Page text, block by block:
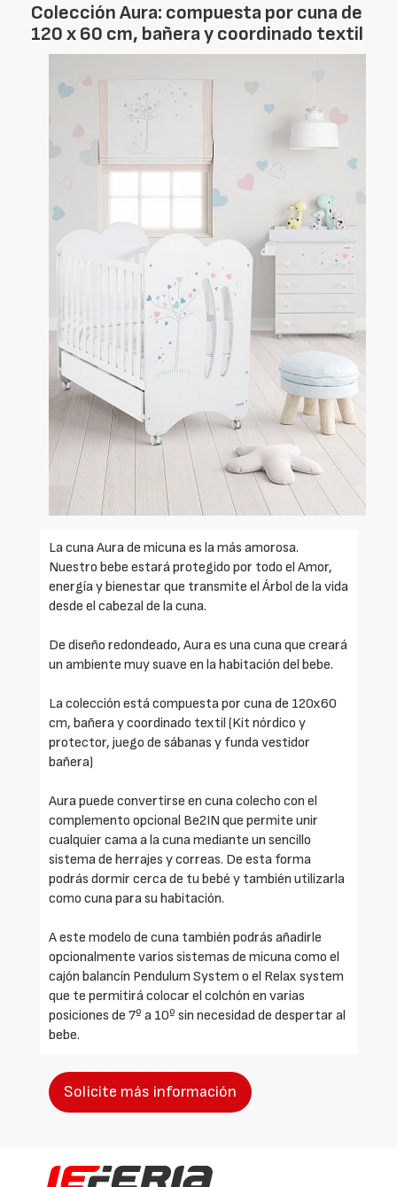
Colección Aura: compuesta por cuna de
120 x 60 cm, bañera y coordinado textil
La cuna Aura de micuna es la más amorosa.
Nuestro bebe estará protegido por todo el Amor,
energía y bienestar que transmite el Árbol de la vida
desde el cabezal de la cuna.
De diseño redondeado, Aura es una cuna que creará
un ambiente muy suave en la habitación del bebe.
La colección está compuesta por cuna de 120x60
cm, bañera y coordinado textil (Kit nórdico y
protector, juego de sábanas y funda vestidor
bañera)
Aura puede convertirse en cuna colecho con el
complemento opcional Be2IN que permite unir
cualquier cama a la cuna mediante un sencillo
sistema de herrajes y correas. De esta forma
podrás dormir cerca de tu bebé y también utilizarla
como cuna para su habitación.
A este modelo de cuna también podrás añadirle
opcionalmente varios sistemas de micuna como el
cajón balancín Pendulum System o el Relax system
que te permitirá colocar el colchón en varias
posiciones de 7º a 10º sin necesidad de despertar al
bebe.
Solicite más información